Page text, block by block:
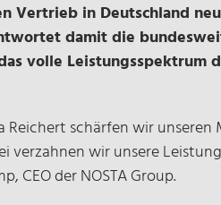
Vertrieb in Deutschland
damit die
volle Leistungsspektrum
schärfen wir
verzahnen wir unsere
CEO der NOSTA Group.